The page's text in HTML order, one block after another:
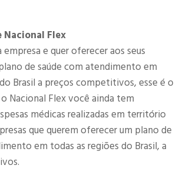
Nacional Flex
e quer oferecer aos seus
de saúde com atendimento em
Brasil a preços competitivos, esse é o
Nacional Flex você ainda tem
médicas realizadas em território
que querem oferecer um plano de
em todas as regiões do Brasil, a